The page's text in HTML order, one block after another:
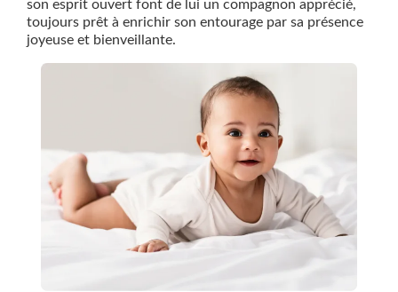
son esprit ouvert font de lui un compagnon apprécié,
toujours prêt à enrichir son entourage par sa présence
joyeuse et bienveillante.